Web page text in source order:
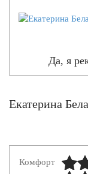
Да, я
Екатерина
Комфорт